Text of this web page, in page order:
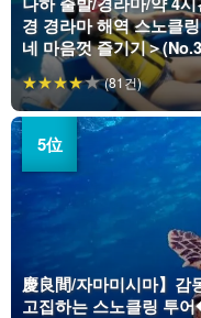
경 경라마 해역 스노클
네 마음껏 즐기기＞
(81건)
慶良間/자마미시마】감
고집하는 스노클링 투